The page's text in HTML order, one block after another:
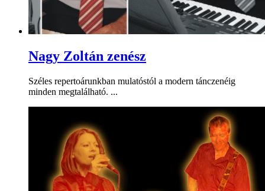
Nagy Zoltán zenész
Széles repertoárunkban mulatóstól a modern tánczenéig
minden megtalálható. ...